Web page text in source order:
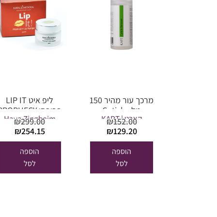
מרכך עור מהיר 150
מל. Cuticle
Remover
קארט | KART ₪152.00
המחיר
המקורי
היה:
₪152.00.
₪129.20
הנוכחי
הוספה
לסל
ליפ איט LIP IT
פרופסי PROPHECY
Hava Zingboim
₪299.00
המחיר
המקורי
היה:
₪299.00.
₪254.15
הוספה
לסל